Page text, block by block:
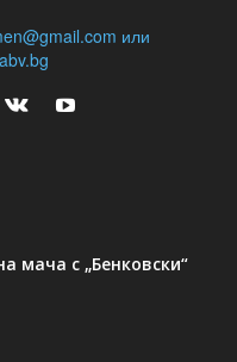
или
мача с „Бенковски“